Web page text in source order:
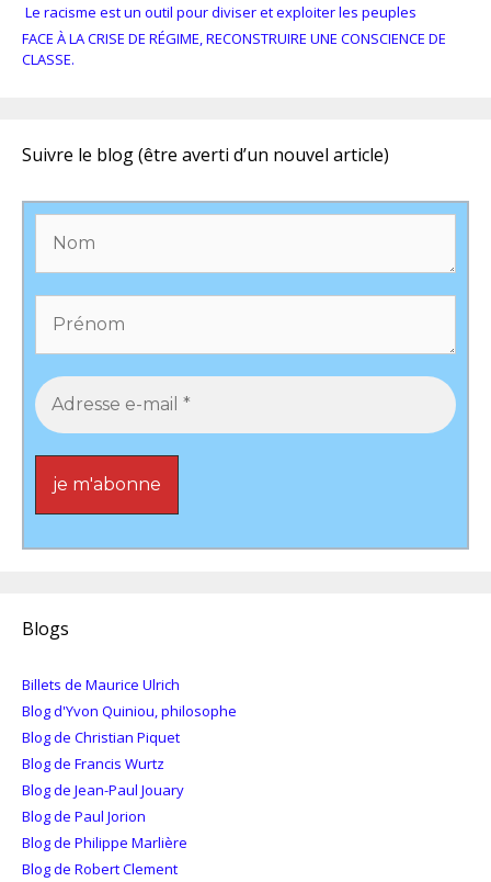
Le racisme est un outil pour diviser et exploiter les peuples
FACE À LA CRISE DE RÉGIME, RECONSTRUIRE UNE CONSCIENCE DE
CLASSE.
Suivre le blog (être averti d’un nouvel article)
Blogs
Billets de Maurice Ulrich
Blog d'Yvon Quiniou, philosophe
Blog de Christian Piquet
Blog de Francis Wurtz
Blog de Jean-Paul Jouary
Blog de Paul Jorion
Blog de Philippe Marlière
Blog de Robert Clement